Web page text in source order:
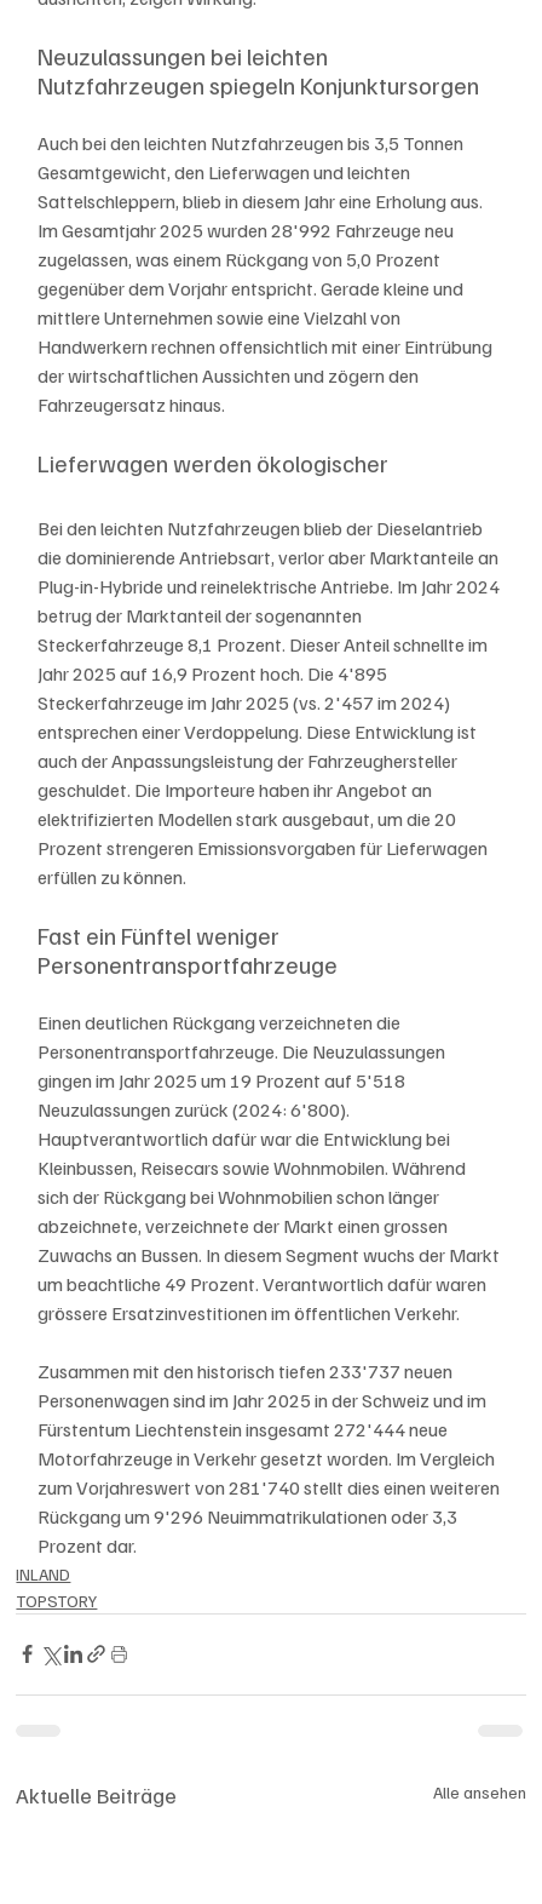
Neuzulassungen bei leichten
Nutzfahrzeugen spiegeln Konjunktursorgen
Auch bei den leichten Nutzfahrzeugen bis 3,5 Tonnen
Gesamtgewicht, den Lieferwagen und leichten
Sattelschleppern, blieb in diesem Jahr eine Erholung aus.
Im Gesamtjahr 2025 wurden 28'992 Fahrzeuge neu
zugelassen, was einem Rückgang von 5,0 Prozent
gegenüber dem Vorjahr entspricht. Gerade kleine und
mittlere Unternehmen sowie eine Vielzahl von
Handwerkern rechnen offensichtlich mit einer Eintrübung
der wirtschaftlichen Aussichten und zögern den
Fahrzeugersatz hinaus.
Lieferwagen werden ökologischer
Bei den leichten Nutzfahrzeugen blieb der Dieselantrieb
die dominierende Antriebsart, verlor aber Marktanteile an
Plug-in-Hybride und reinelektrische Antriebe. Im Jahr 2024
betrug der Marktanteil der sogenannten
Steckerfahrzeuge 8,1 Prozent. Dieser Anteil schnellte im
Jahr 2025 auf 16,9 Prozent hoch. Die 4'895
Steckerfahrzeuge im Jahr 2025 (vs. 2'457 im 2024)
entsprechen einer Verdoppelung. Diese Entwicklung ist
auch der Anpassungsleistung der Fahrzeughersteller
geschuldet. Die Importeure haben ihr Angebot an
elektrifizierten Modellen stark ausgebaut, um die 20
Prozent strengeren Emissionsvorgaben für Lieferwagen
erfüllen zu können.
Fast ein Fünftel weniger
Personentransportfahrzeuge
Einen deutlichen Rückgang verzeichneten die
Personentransportfahrzeuge. Die Neuzulassungen
gingen im Jahr 2025 um 19 Prozent auf 5'518
Neuzulassungen zurück (2024: 6'800).
Hauptverantwortlich dafür war die Entwicklung bei
Kleinbussen, Reisecars sowie Wohnmobilen. Während
sich der Rückgang bei Wohnmobilien schon länger
abzeichnete, verzeichnete der Markt einen grossen
Zuwachs an Bussen. In diesem Segment wuchs der Markt
um beachtliche 49 Prozent. Verantwortlich dafür waren
grössere Ersatzinvestitionen im öffentlichen Verkehr.
Zusammen mit den historisch tiefen 233'737 neuen
Personenwagen sind im Jahr 2025 in der Schweiz und im
Fürstentum Liechtenstein insgesamt 272'444 neue
Motorfahrzeuge in Verkehr gesetzt worden. Im Vergleich
zum Vorjahreswert von 281'740 stellt dies einen weiteren
Rückgang um 9'296 Neuimmatrikulationen oder 3,3
Prozent dar.
INLAND
TOPSTORY
Aktuelle Beiträge Alle ansehen